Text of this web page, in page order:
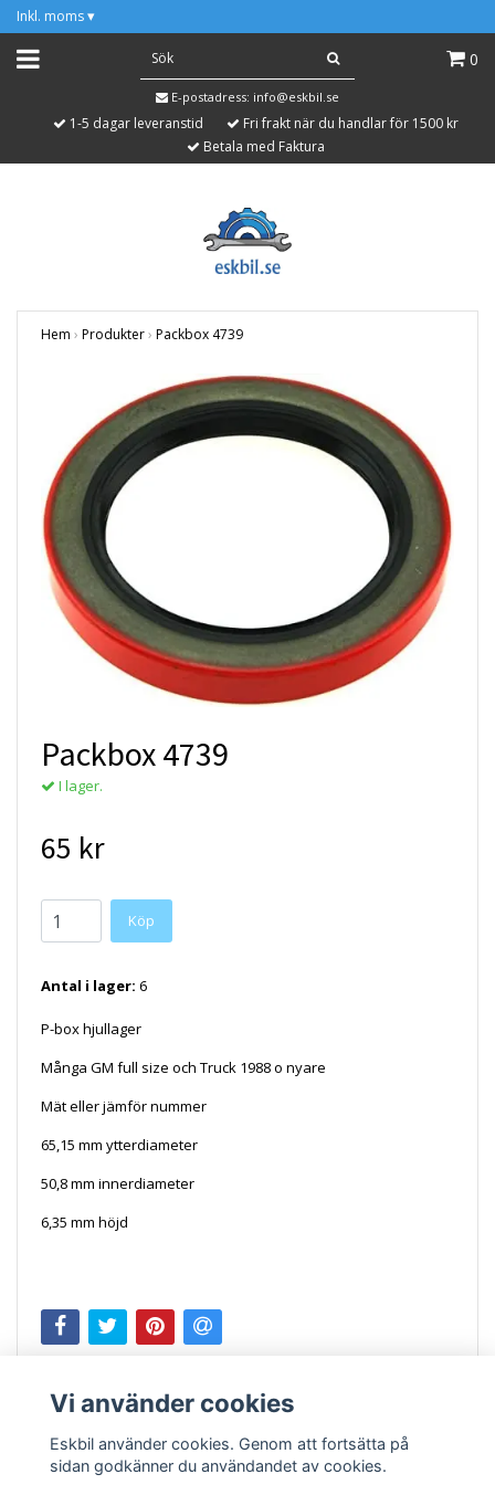
Inkl. moms ▾
0
E-postadress: info@eskbil.se
1-5 dagar leveranstid
Fri frakt när du handlar för 1500 kr
Betala med Faktura
Hem › Produkter› Packbox 4739
Packbox 4739
I lager.
65 kr
Antal i lager: 6
P-box hjullager
Många GM full size och Truck 1988 o nyare
Mät eller jämför nummer
65,15 mm ytterdiameter
50,8 mm innerdiameter
6,35 mm höjd
Vi använder cookies
Eskbil använder cookies. Genom att fortsätta på
sidan godkänner du användandet av cookies.